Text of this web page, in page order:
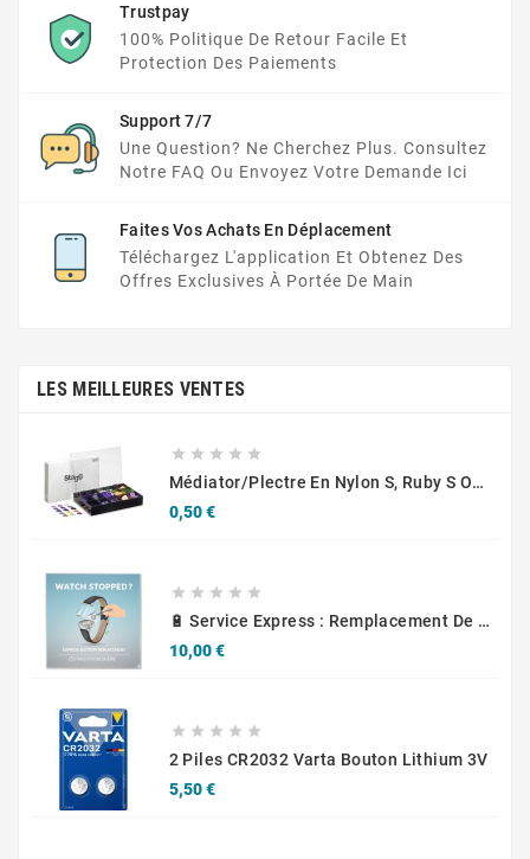
Trustpay
100% Politique De Retour Facile Et
Protection Des Paiements
Support 7/7
Une Question? Ne Cherchez Plus. Consultez
Notre FAQ Ou Envoyez Votre Demande Ici
Faites Vos Achats En Déplacement
Téléchargez L'application Et Obtenez Des
Offres Exclusives À Portée De Main
LES MEILLEURES VENTES
    
Médiator/plectre En Nylon S, Ruby S Ou Touch L - STAGG PBOX10
0,50 €Prix
    
🔋 Service Express : Remplacement De Piles D'Horlogerie
10,00 €Prix
    
2 Piles CR2032 Varta Bouton Lithium 3V
5,50 €Prix